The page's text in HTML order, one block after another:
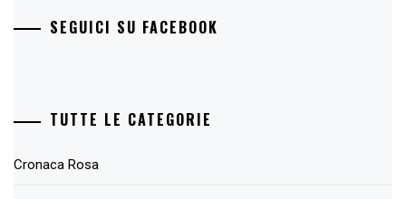
SEGUICI SU FACEBOOK
TUTTE LE CATEGORIE
Cronaca Rosa